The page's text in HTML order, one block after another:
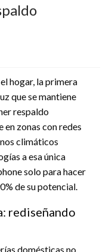
hogar, la primera
que se mantiene
respaldo
zonas con redes
climáticos
a esa única
solo para hacer
de su potencial.
rediseñando
domésticas no